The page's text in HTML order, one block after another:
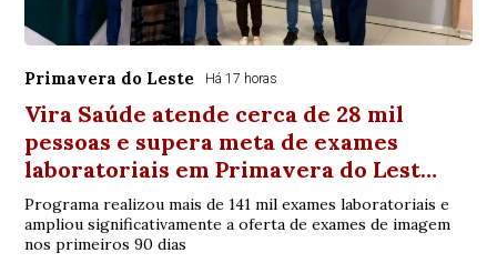
Primavera do Leste Há 17 horas
Vira Saúde atende cerca de 28 mil
pessoas e supera meta de exames
laboratoriais em Primavera do Lest…
Programa realizou mais de 141 mil exames laboratoriais e
ampliou significativamente a oferta de exames de imagem
nos primeiros 90 dias